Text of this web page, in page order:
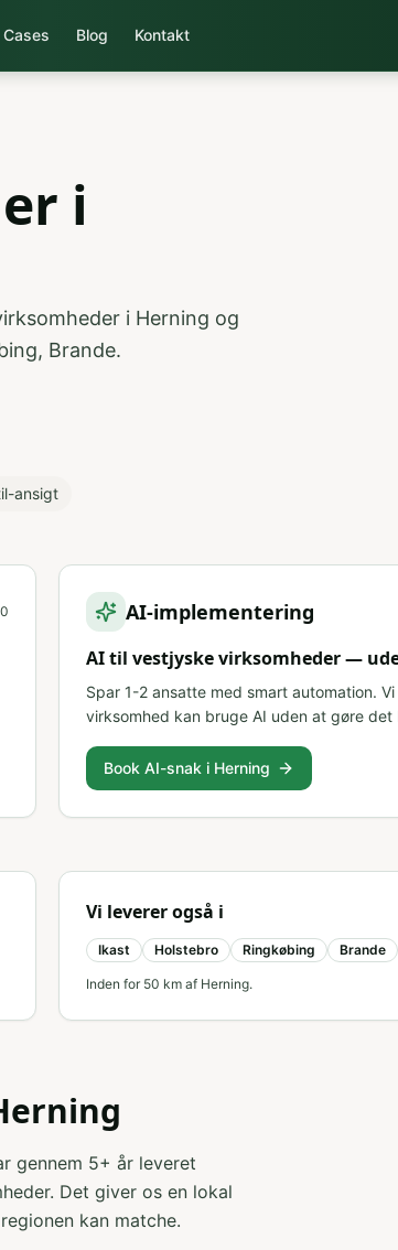
Cases Blog Kontakt
i
i Herning og
Brande.
ansigt
AI-implementering
AI til vestjyske virksomheder —
Spar 1-2 ansatte med smart automation.
virksomhed kan bruge AI uden at gøre det
Book AI-snak i Herning
Vi leverer også i
Ikast Holstebro Ringkøbing Brande
Inden for 50 km af Herning.
gennem 5+ år leveret
Det giver os en lokal
kan matche.